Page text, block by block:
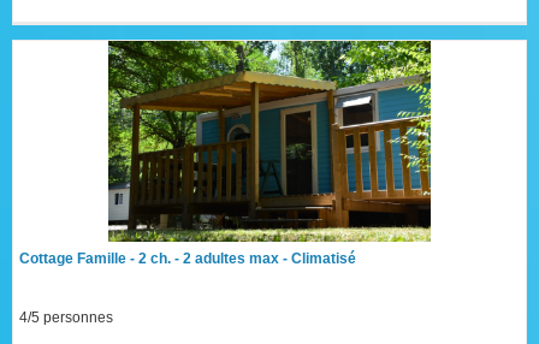
Cottage Famille - 2 ch. - 2 adultes max - Climatisé
4/5 personnes